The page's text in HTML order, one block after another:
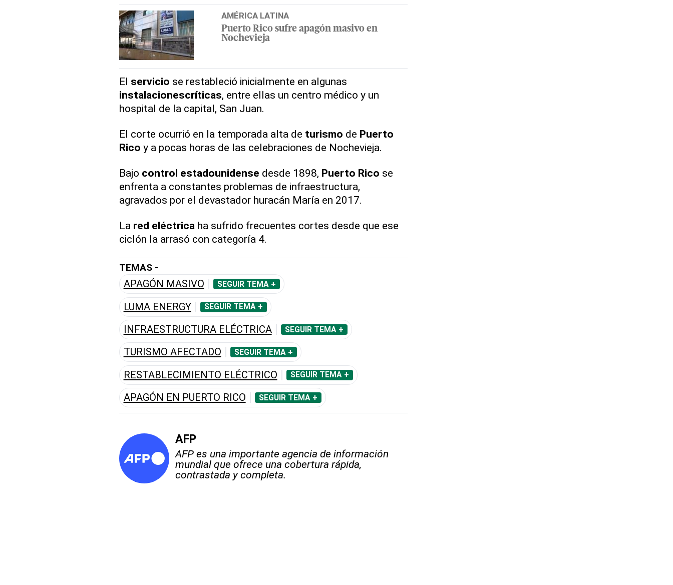
AMÉRICA LATINA
Puerto Rico sufre apagón masivo en
Nochevieja
El servicio se restableció inicialmente en algunas
instalacionescríticas, entre ellas un centro médico y un
hospital de la capital, San Juan.
El corte ocurrió en la temporada alta de turismo de Puerto
Rico y a pocas horas de las celebraciones de Nochevieja.
Bajo control estadounidense desde 1898, Puerto Rico se
enfrenta a constantes problemas de infraestructura,
agravados por el devastador huracán María en 2017.
La red eléctricaha sufrido frecuentes cortes desde que ese
ciclón la arrasó con categoría 4.
TEMAS -
APAGÓN MASIVO SEGUIR TEMA +
LUMA ENERGY SEGUIR TEMA +
INFRAESTRUCTURA ELÉCTRICA SEGUIR TEMA +
TURISMO AFECTADO SEGUIR TEMA +
RESTABLECIMIENTO ELÉCTRICO SEGUIR TEMA +
APAGÓN EN PUERTO RICO SEGUIR TEMA +
AFP
AFP es una importante agencia de información
mundial que ofrece una cobertura rápida,
contrastada y completa.